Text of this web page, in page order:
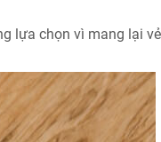
lựa chọn vì mang lại